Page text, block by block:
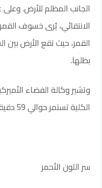
الجانب المظلم للأرض.
الانتقائي، يُرى خسوف
القمر، حيث تقع الأرض
بظلها.
وتشير وكالة الفضاء
الكلية تستمر حوالي 59 دقيقة.
سر اللون الأحمر